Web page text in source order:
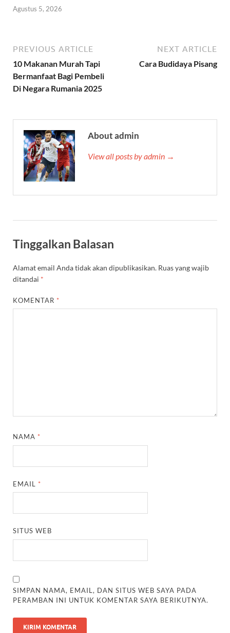
Agustus 5, 2026
PREVIOUS ARTICLE
10 Makanan Murah Tapi
Bermanfaat Bagi Pembeli
Di Negara Rumania 2025
NEXT ARTICLE
Cara Budidaya Pisang
About admin
View all posts by admin →
Tinggalkan Balasan
Alamat email Anda tidak akan dipublikasikan. Ruas yang wajib
ditandai *
KOMENTAR *
NAMA *
EMAIL *
SITUS WEB
SIMPAN NAMA, EMAIL, DAN SITUS WEB SAYA PADA
PERAMBAN INI UNTUK KOMENTAR SAYA BERIKUTNYA.